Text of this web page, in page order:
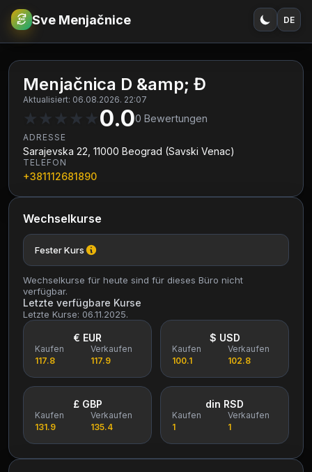
€RSD Sve Menjačnice DE
Menjačnica D &amp; Đ
Aktualisiert: 06.08.2026. 22:07
★ ★ ★ ★ ★0.00 Bewertungen
ADRESSE
Sarajevska 22, 11000 Beograd (Savski Venac)
TELEFON
+381112681890
Wechselkurse
Fester Kurs
Wechselkurse für heute sind für dieses Büro nicht
verfügbar.
Letzte verfügbare Kurse
Letzte Kurse: 06.11.2025.
€ EUR
Kaufen
117.8
Verkaufen
117.9
$ USD
Kaufen
100.1
Verkaufen
102.8
£ GBP
Kaufen
131.9
Verkaufen
135.4
din RSD
Kaufen
1
Verkaufen
1